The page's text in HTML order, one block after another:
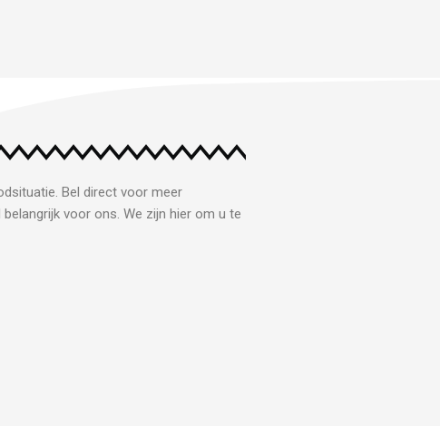
Bel direct voor meer
voor ons. We zijn hier om u te